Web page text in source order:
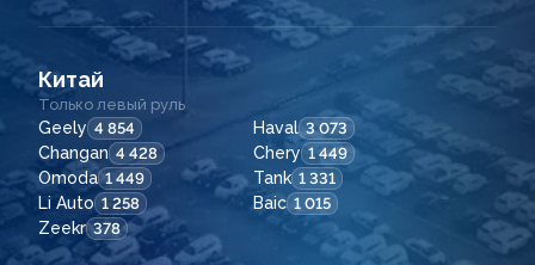
Китай
Только левый руль
Geely 4 854 Haval 3 073
Changan 4 428 Chery 1 449
Omoda 1 449 Tank 1 331
Li Auto 1 258 Baic 1 015
Zeekr 378